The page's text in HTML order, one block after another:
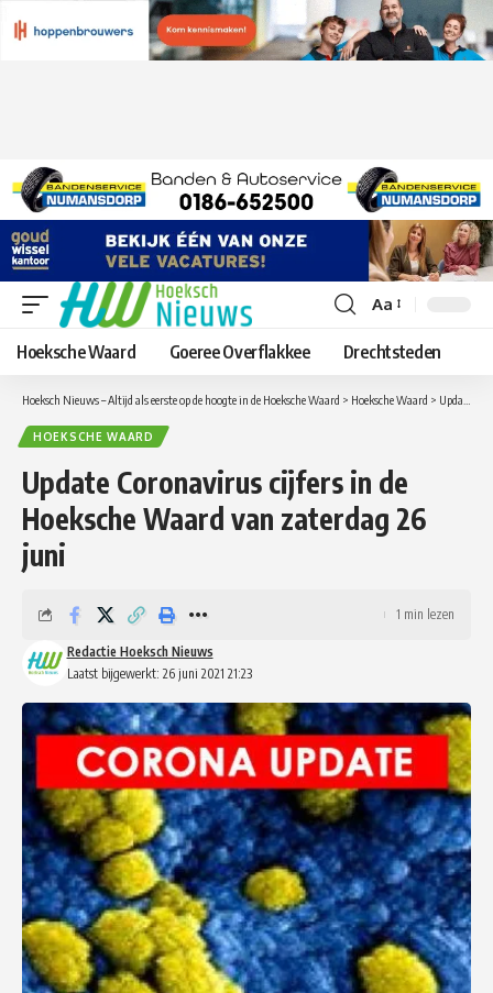
Lettergrootte
aanpassen
Aa
Hoeksche Waard Goeree Overflakkee Drechtsteden
Hoeksch Nieuws – Altijd als eerste op de hoogte in de Hoeksche Waard > Hoeksche Waard > Update Coronavirus cijfers in de Hoeksche Waard van zaterdag 26 juni
HOEKSCHE WAARD
Update Coronavirus cijfers in de
Hoeksche Waard van zaterdag 26
juni
Laatst bijgewerkt: 26 juni 2021 21:23
Redactie Hoeksch Nieuws
1 min lezen